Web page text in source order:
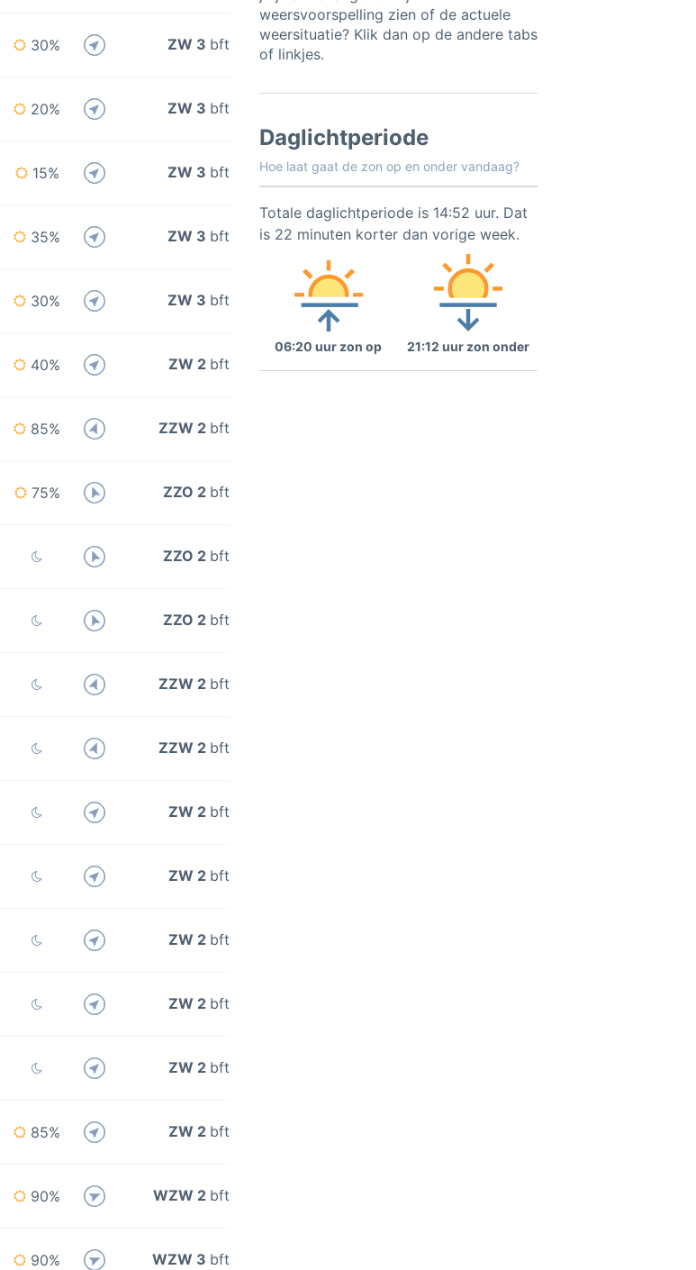
30% ZW 3 bft
20% ZW 3 bft
15% ZW 3 bft
35% ZW 3 bft
30% ZW 3 bft
40% ZW 2 bft
85% ZZW 2 bft
75% ZZO 2 bft
ZZO 2 bft
ZZO 2 bft
ZZW 2 bft
ZZW 2 bft
ZW 2 bft
ZW 2 bft
ZW 2 bft
ZW 2 bft
ZW 2 bft
85% ZW 2 bft
90% WZW 2 bft
90% WZW 3 bft
weersvoorspelling zien of de actuele
weersituatie? Klik dan op de andere tabs
of linkjes.
Daglichtperiode
Hoe laat gaat de zon op en onder vandaag?
Totale daglichtperiode is 14:52 uur. Dat
is 22 minuten korter dan vorige week.
06:20 uur zon op 21:12 uur zon onder